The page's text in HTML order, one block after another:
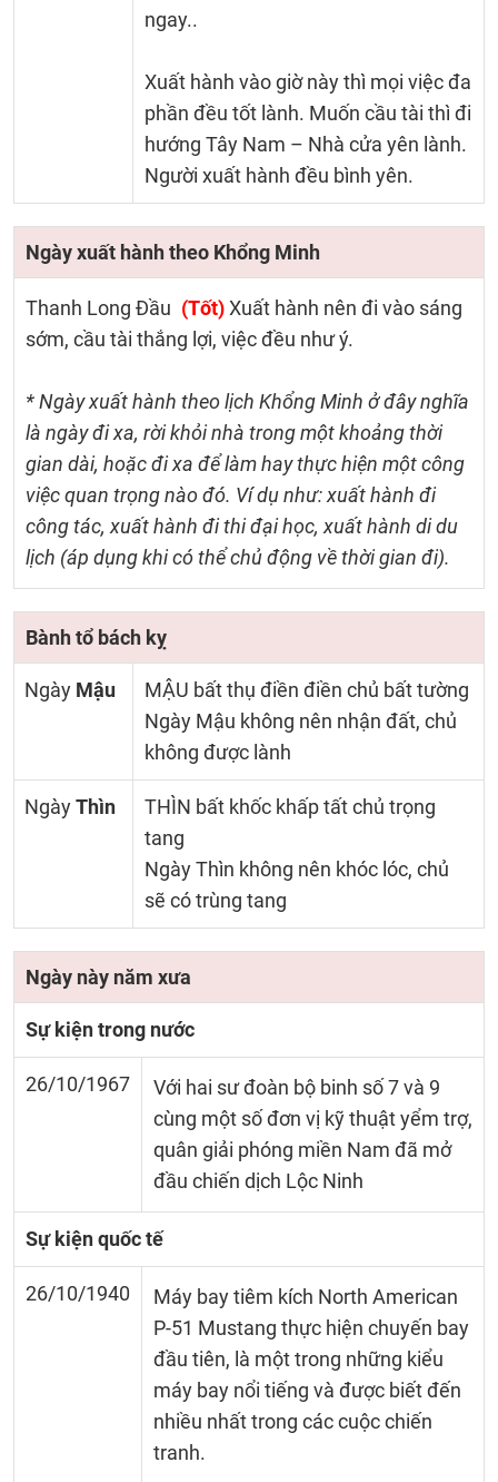
ngay..
Xuất hành vào giờ này thì mọi việc đa
phần đều tốt lành. Muốn cầu tài thì đi
hướng Tây Nam – Nhà cửa yên lành.
Người xuất hành đều bình yên.
Ngày xuất hành theo Khổng Minh
Thanh Long Đầu (Tốt)Xuất hành nên đi vào sáng
sớm, cầu tài thắng lợi, việc đều như ý.
* Ngày xuất hành theo lịch Khổng Minh ở đây nghĩa
là ngày đi xa, rời khỏi nhà trong một khoảng thời
gian dài, hoặc đi xa để làm hay thực hiện một công
việc quan trọng nào đó. Ví dụ như: xuất hành đi
công tác, xuất hành đi thi đại học, xuất hành di du
lịch (áp dụng khi có thể chủ động về thời gian đi).
Bành tổ bách kỵ
Ngày Mậu
MẬU bất thụ điền điền chủ bất tường
Ngày Mậu không nên nhận đất, chủ
không được lành
NgàyThìn
THÌN bất khốc khấp tất chủ trọng
tang
Ngày Thìn không nên khóc lóc, chủ
sẽ có trùng tang
Ngày này năm xưa
Sự kiện trong nước
26/10/1967
Với hai sư đoàn bộ binh số 7 và 9
cùng một số đơn vị kỹ thuật yểm trợ,
quân giải phóng miền Nam đã mở
đầu chiến dịch Lộc Ninh
Sự kiện quốc tế
26/10/1940
Máy bay tiêm kích North American
P-51 Mustang thực hiện chuyến bay
đầu tiên, là một trong những kiểu
máy bay nổi tiếng và được biết đến
nhiều nhất trong các cuộc chiến
tranh.